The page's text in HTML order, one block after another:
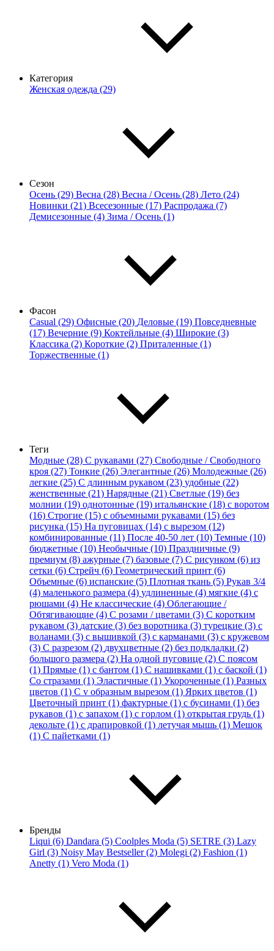
Категория
Женская одежда (29)
Сезон
Осень (29) Весна (28) Весна / Осень (28) Лето (24)
Новинки (21) Всесезонные (17) Распродажа (7)
Демисезонные (4) Зима / Осень (1)
Фасон
Casual (29) Офисные (20) Деловые (19) Повседневные
(17) Вечерние (9) Коктейльные (4) Широкие (3)
Классика (2) Короткие (2) Приталенные (1)
Торжественные (1)
Теги
Модные (28) С рукавами (27) Свободные / Свободного
кроя (27) Тонкие (26) Элегантные (26) Молодежные (26)
легкие (25) С длинным рукавом (23) удобные (22)
женственные (21) Нарядные (21) Светлые (19) без
молнии (19) однотонные (19) итальянские (18) с воротом
(16) Строгие (15) с объемными рукавами (15) без
рисунка (15) На пуговицах (14) с вырезом (12)
комбинированные (11) После 40-50 лет (10) Темные (10)
бюджетные (10) Необычные (10) Праздничные (9)
премиум (8) ажурные (7) базовые (7) С рисунком (6) из
сетки (6) Стрейч (6) Геометрический принт (6)
Объемные (6) испанские (5) Плотная ткань (5) Рукав 3/4
(4) маленького размера (4) удлиненные (4) мягкие (4) с
рюшами (4) Не классические (4) Облегающие /
Обтягивающие (4) С розами / цветами (3) С коротким
рукавом (3) датские (3) без воротника (3) турецкие (3) с
воланами (3) с вышивкой (3) с карманами (3) с кружевом
(3) С разрезом (2) двухцветные (2) без подкладки (2)
большого размера (2) На одной пуговице (2) С поясом
(1) Прямые (1) с бантом (1) С нашивками (1) с баской (1)
Со стразами (1) Эластичные (1) Укороченные (1) Разных
цветов (1) С v образным вырезом (1) Ярких цветов (1)
Цветочный принт (1) фактурные (1) с бусинами (1) без
рукавов (1) с запахом (1) с горлом (1) открытая грудь (1)
декольте (1) с драпировкой (1) летучая мышь (1) Мешок
(1) С пайетками (1)
Бренды
Liqui (6) Dandara (5) Coolples Moda (5) SETRE (3) Lazy
Girl (3) Noisy May Bestseller (2) Molegi (2) Fashion (1)
Anetty (1) Vero Moda (1)